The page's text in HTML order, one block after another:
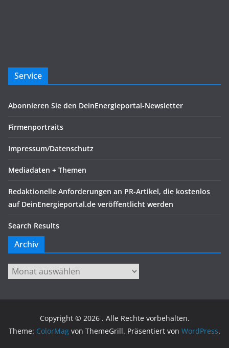
Service
Abonnieren Sie den DeinEnergieportal-Newsletter
Firmenportraits
Impressum/Datenschutz
Mediadaten + Themen
Redaktionelle Anforderungen an PR-Artikel, die kostenlos
auf DeinEnergieportal.de veröffentlicht werden
Search Results
Archiv
Archiv
Copyright © 2026 . Alle Rechte vorbehalten.
Theme: ColorMag von ThemeGrill. Präsentiert von WordPress.